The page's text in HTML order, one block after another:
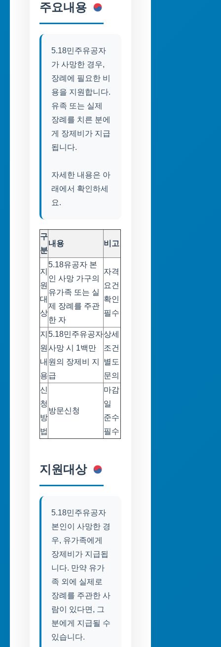
주요내용
5.18민주유공자
가 사망한 경우,
장례에 필요한 비
용을 지원합니다.
유족 또는 실제
장례를 치른 분에
게 장제비가 지급
됩니다.
자세한 내용은 아
래에서 확인하세
요.
구
분
내용 비고
지
원
대
상
5.18유공자 본
인 사망 가구의
유가족 또는 실
제 장례를 주관
한 자
자격
요건
확인
필수
지
원
내
용
5.18민주유공자
사망 시 1백만
원의 장제비 지
급
상세
조건
별도
문의
신
청
방
법
방문신청
마감
일
준수
필수
지원대상
5.18민주유공자
본인이 사망한 경
우, 유가족에게
장제비가 지급됩
니다. 만약 유가
족 외에 실제로
장례를 주관한 사
람이 있다면, 그
분에게 지급될 수
있습니다.